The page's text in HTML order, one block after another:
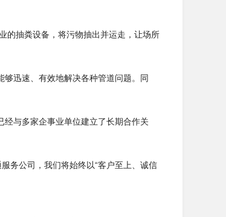
的抽粪设备，将污物抽出并运走，让场所
迅速、有效地解决各种管道问题。同
经与多家企事业单位建立了长期合作关
务公司，我们将始终以“客户至上、诚信